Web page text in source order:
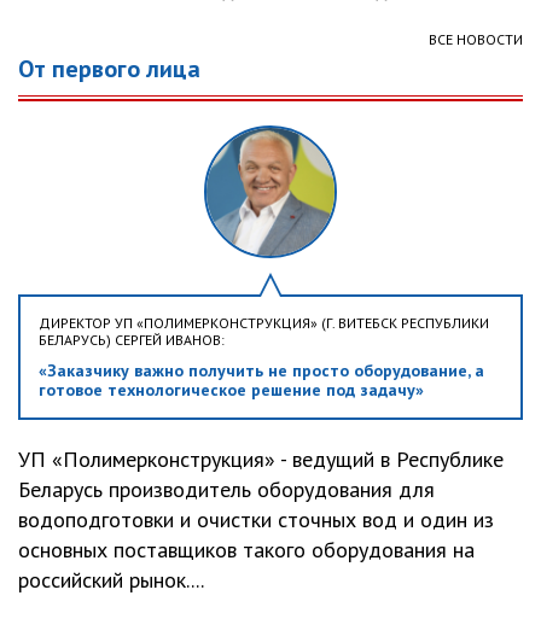
ВСЕ НОВОСТИ
От первого лица
ДИРЕКТОР УП «ПОЛИМЕРКОНСТРУКЦИЯ» (Г. ВИТЕБСК РЕСПУБЛИКИ
БЕЛАРУСЬ) СЕРГЕЙ ИВАНОВ:
«Заказчику важно получить не просто оборудование, а
готовое технологическое решение под задачу»
УП «Полимерконструкция» - ведущий в Республике
Беларусь производитель оборудования для
водоподготовки и очистки сточных вод и один из
основных поставщиков такого оборудования на
российский рынок....